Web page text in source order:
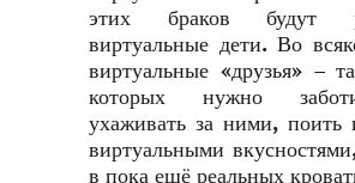
этих браков будут
виртуальные дети. Во
виртуальные «друзья» –
которых нужно
ухаживать за ними, поить
виртуальными
в пока ещё реальных